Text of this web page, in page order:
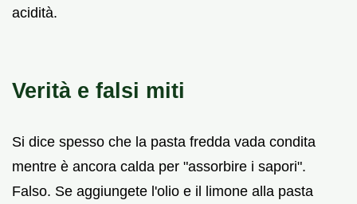
acidità.
Verità e falsi miti
Si dice spesso che la pasta fredda vada condita
mentre è ancora calda per "assorbire i sapori".
Falso. Se aggiungete l'olio e il limone alla pasta